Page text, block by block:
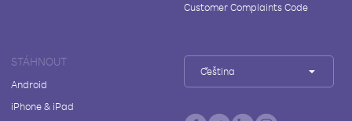
Customer Complaints Code
STÁHNOUT
Android
iPhone & iPad
Čeština